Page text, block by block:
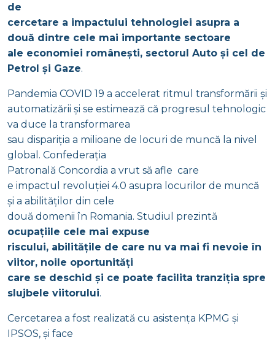
de
cercetare a impactului tehnologiei asupra a
două dintre cele mai importante sectoare
ale economiei românești, sectorul Auto și cel de
Petrol și Gaze.
Pandemia COVID 19 a accelerat ritmul transformării și
automatizării și se estimează că progresul tehnologic
va duce la transformarea
sau dispariția a milioane de locuri de muncă la nivel
global. Confederația
Patronală Concordia a vrut să afle care
e impactul revoluției 4.0 asupra locurilor de muncă
și a abilităților din cele
două domenii în Romania. Studiul prezintă
ocupațiile cele mai expuse
riscului, abilitățile de care nu va mai fi nevoie în
viitor, noile oportunități
care se deschid și ce poate facilita tranziția spre
slujbele viitorului.
Cercetarea a fost realizată cu asistența KPMG și
IPSOS, și face